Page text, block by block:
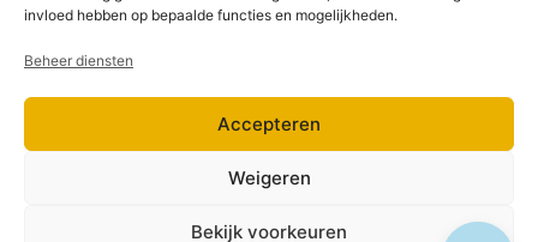
invloed hebben op bepaalde functies en mogelijkheden.
Beheer diensten
Accepteren
Weigeren
Bekijk voorkeuren
Bezorging & betaling